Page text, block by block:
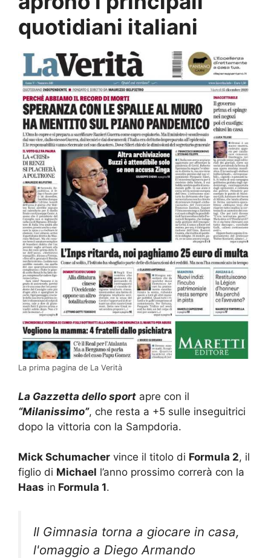
quotidiani italiani
La prima pagina de La Verità
La Gazzetta dello sport apre con il
“Milanissimo”, che resta a +5 sulle inseguitrici
dopo la vittoria con la Sampdoria.
Mick Schumacher vince il titolo di Formula 2, il
figlio di Michael l’anno prossimo correrà con la
Haas in Formula 1.
Il Gimnasia torna a giocare in casa,
l'omaggio a Diego Armando